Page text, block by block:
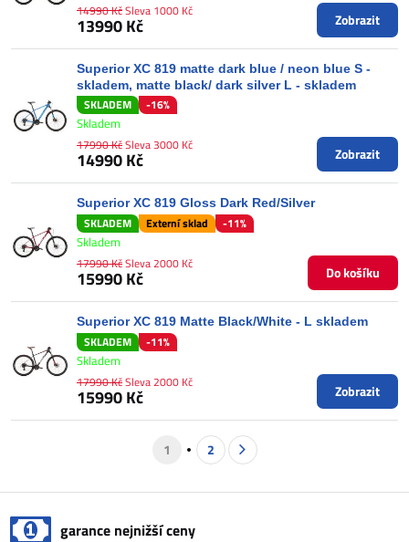
13990 Kč
14990 KčSleva 1000 Kč Zobrazit
Superior XC 819 matte dark blue / neon blue S -
skladem, matte black/ dark silver L - skladem
SKLADEM -16%
Skladem
14990 Kč
17990 KčSleva 3000 Kč Zobrazit
Superior XC 819 Gloss Dark Red/Silver
SKLADEM Externí sklad -11%
Skladem
15990 Kč
17990 KčSleva 2000 Kč Do košíku
Superior XC 819 Matte Black/White - L skladem
SKLADEM -11%
Skladem
15990 Kč
17990 KčSleva 2000 Kč Zobrazit
1 2
garance nejnižší ceny